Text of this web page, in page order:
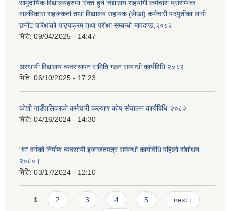
सामुदायिक विद्यालयहरुमा रिक्त हुने विद्यालय सहयोगी कर्मचारी,प्रारम्भिक
बालविकास सहजकर्ता तथा विद्यालय सहायक (लेखा) कर्मचारी पदपूर्तीका लागी
छनौट परिक्षाको पाठ्यक्रम तथा परीक्षा सम्बन्धी मापदण्ड,२०८२
मिति: 09/04/2025 - 14:47
अस्थायी विद्यालय व्यवस्थापन समिति गठन सम्बन्धी कार्यविधि २०८२
मिति: 06/10/2025 - 17:23
कोशी गाउँपालिकाको कर्मचारी कल्याण कोष संचालन कार्यविधि-२०८२
मिति: 04/16/2024 - 14:30
"घ" वर्गको निर्माण व्यवसायी इजाजतपत्र सम्बन्धी कार्यविधि पहिलो संशोधन
२०८०।
मिति: 03/17/2024 - 12:10
Pages
1 2 3 4 5 next ›